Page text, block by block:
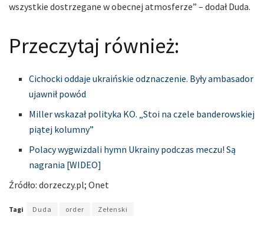
wszystkie dostrzegane w obecnej atmosferze” – dodał Duda.
Przeczytaj również:
Cichocki oddaje ukraińskie odznaczenie. Były ambasador
ujawnił powód
Miller wskazał polityka KO. „Stoi na czele banderowskiej
piątej kolumny”
Polacy wygwizdali hymn Ukrainy podczas meczu! Są
nagrania [WIDEO]
Źródło: dorzeczy.pl; Onet
Tagi Duda order Zełenski